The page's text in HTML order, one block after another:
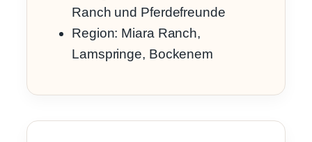
Ranch und Pferdefreunde
Region: Miara Ranch,
Lamspringe, Bockenem